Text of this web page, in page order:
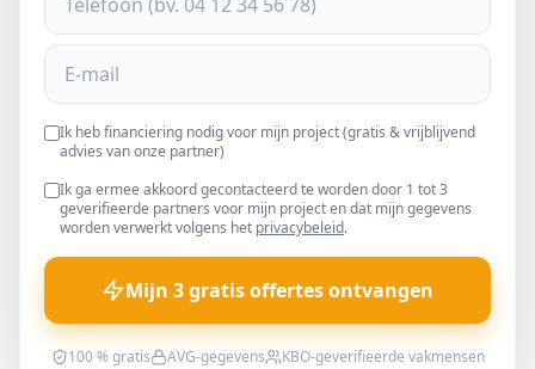
Ik heb financiering nodig voor mijn project (gratis & vrijblijvend
advies van onze partner)
Ik ga ermee akkoord gecontacteerd te worden door 1 tot 3
geverifieerde partners voor mijn project en dat mijn gegevens
worden verwerkt volgens het privacybeleid.
Mijn 3 gratis offertes ontvangen
100 % gratis AVG-gegevens KBO-geverifieerde vakmensen